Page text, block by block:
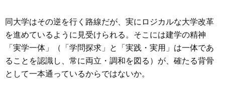
同大学はその逆を行く路線だが、実にロジカルな大学改革
を進めているように見受けられる。そこには建学の精神
「実学一体」（「学問探求」と「実践・実用」は一体であ
ることを認識し、常に両立・調和を図る）が、確たる背骨
として一本通っているからではないか。